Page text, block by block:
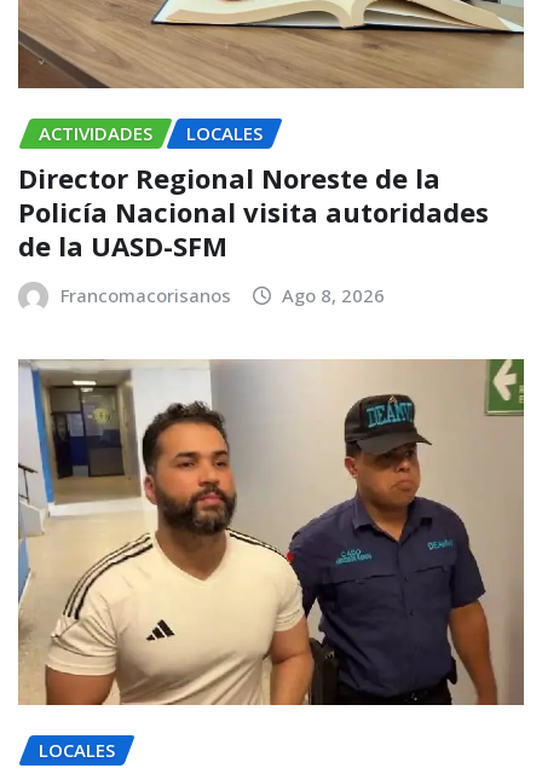
ACTIVIDADES LOCALES
Director Regional Noreste de la
Policía Nacional visita autoridades
de la UASD-SFM
Francomacorisanos Ago 8, 2026
LOCALES